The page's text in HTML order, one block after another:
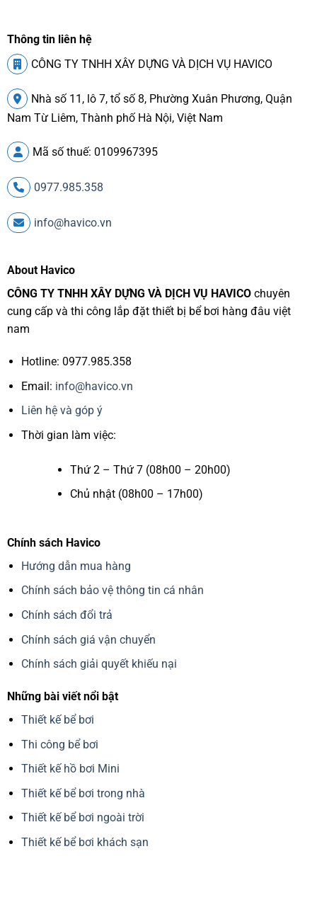
Thông tin liên hệ
CÔNG TY TNHH XÂY DỰNG VÀ DỊCH VỤ HAVICO
Nhà số 11, lô 7, tổ số 8, Phường Xuân Phương, Quận
Nam Từ Liêm, Thành phố Hà Nội, Việt Nam
Mã số thuế: 0109967395
0977.985.358
info@havico.vn
About Havico
CÔNG TY TNHH XÂY DỰNG VÀ DỊCH VỤ HAVICO chuyên
cung cấp và thi công lắp đặt thiết bị bể bơi hàng đâu việt
nam
Hotline: 0977.985.358
Email: info@havico.vn
Liên hệ và góp ý
Thời gian làm việc:
Thứ 2 – Thứ 7 (08h00 – 20h00)
Chủ nhật (08h00 – 17h00)
Chính sách Havico
Hướng dẫn mua hàng
Chính sách bảo vệ thông tin cá nhân
Chính sách đổi trả
Chính sách giá vận chuyển
Chính sách giải quyết khiếu nại
Những bài viết nổi bật
Thiết kế bể bơi
Thi công bể bơi
Thiết kế hồ bơi Mini
Thiết kế bể bơi trong nhà
Thiết kế bể bơi ngoài trời
Thiết kế bể bơi khách sạn